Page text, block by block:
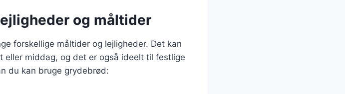
og måltider
forskellige måltider og lejligheder. Det kan
eller middag, og det er også ideelt til festlige
du kan bruge grydebrød: